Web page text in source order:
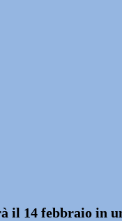
il 14 febbraio in